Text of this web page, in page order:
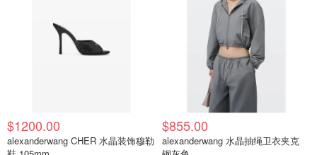
$1200.00
alexanderwang CHER 水晶装饰穆勒
$855.00
alexanderwang 水晶抽绳卫衣夹克